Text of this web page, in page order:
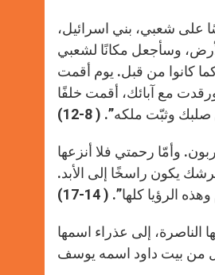
على شعبي، بني اسرائيل،
وسأجعل مكانًا لشعبي
كانوا من قبل. يوم أقمت
مع آبائك، أقمت خلفًا
وثبّت ملكه”. ( 8-12)
وأمّا رحمتي فلا أنزعها
يكون راسخًا إلى الأبد.
إلى عذراء اسمها